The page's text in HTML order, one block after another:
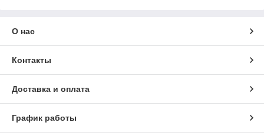
О нас
Контакты
Доставка и оплата
График работы